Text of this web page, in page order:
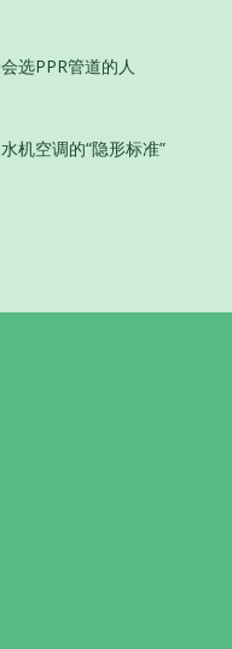
选PPR管道的人
机空调的“隐形标准”